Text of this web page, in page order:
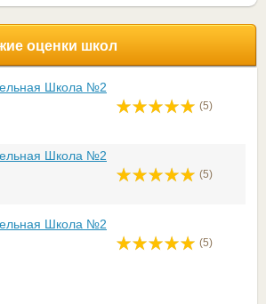
оценки школ
Школа №2
(5)
Школа №2
(5)
Школа №2
(5)